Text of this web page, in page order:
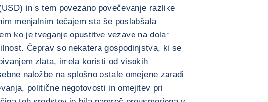
in s tem povezano povečevanje razlike
menjalnim tečajem sta še poslabšala
ko je tveganje opustitve vezave na dolar
Čeprav so nekatera gospodinjstva, ki se
zlata, imela koristi od visokih
naložbe na splošno ostale omejene zaradi
politične negotovosti in omejitev pri